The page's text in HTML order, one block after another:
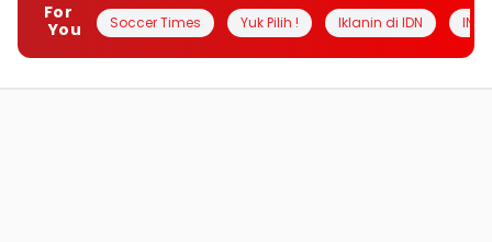
For
You
Soccer Times Yuk Pilih ! Iklanin di IDN